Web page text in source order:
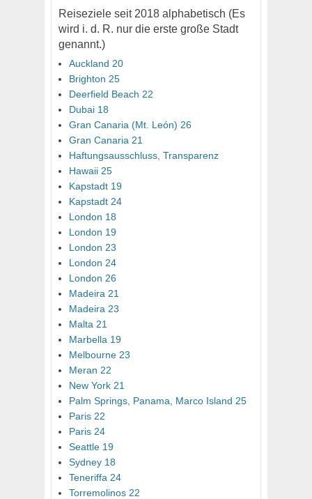
Reiseziele seit 2018 alphabetisch (Es
wird i. d. R. nur die erste große Stadt
genannt.)
Auckland 20
Brighton 25
Deerfield Beach 22
Dubai 18
Gran Canaria (Mt. León) 26
Gran Canaria 21
Haftungsausschluss, Transparenz
Hawaii 25
Kapstadt 19
Kapstadt 24
London 18
London 19
London 23
London 24
London 26
Madeira 21
Madeira 23
Malta 21
Marbella 19
Melbourne 23
Meran 22
New York 21
Palm Springs, Panama, Marco Island 25
Paris 22
Paris 24
Seattle 19
Sydney 18
Teneriffa 24
Torremolinos 22